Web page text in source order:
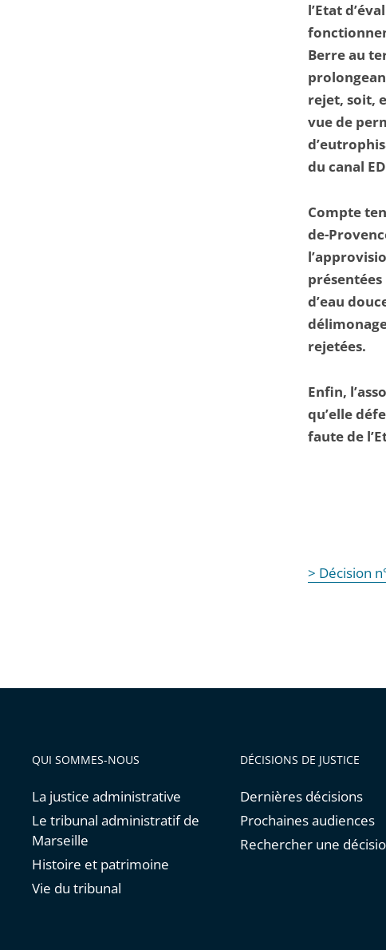
l’Etat
Berre au
rejet, soit,
vue de
du canal
Compte
de-
présentées
d’eau
rejetées.
Enfin,
qu’elle
faute de
> Décision
QUI SOMMES-NOUS
La justice administrative
Le tribunal administratif de
Marseille
Histoire et patrimoine
Vie du tribunal
DÉCISIONS DE JUSTICE
Dernières décisions
Prochaines audiences
Rechercher une